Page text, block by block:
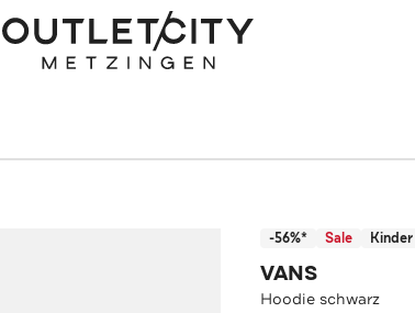
-56%* Sale Kinder
VANS
Hoodie schwarz